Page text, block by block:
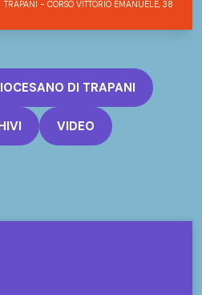
TRAPANI - CORSO VITTORIO EMANUELE, 38
DI TRAPANI
VIDEO